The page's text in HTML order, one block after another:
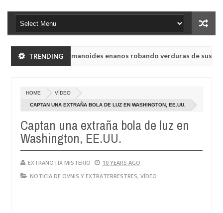
TRENDING
vieron a humanoides enanos robando verduras de sus huertos.
vieron a humanoides enanos robando verduras de sus huertos.
radio rusa UVB-76, conocida como la radio del fin del mundo
HOME VÍDEO
CAPTAN UNA EXTRAÑA BOLA DE LUZ EN WASHINGTON, EE.UU.
Captan una extraña bola de luz en
Washington, EE.UU.
EXTRANOTIX MISTERIO
10 YEARS AGO
NOTICIA DE OVNIS Y EXTRATERRESTRES, VÍDEO